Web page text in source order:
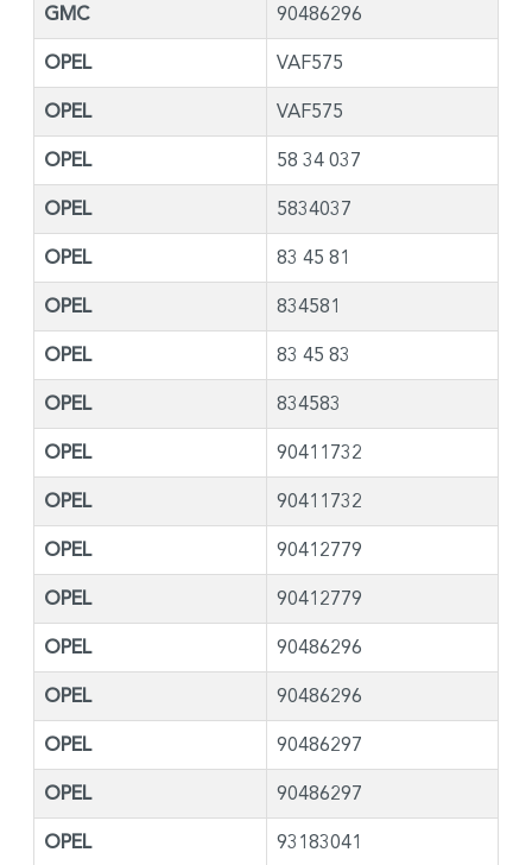
GMC 90486296
OPEL VAF575
OPEL VAF575
OPEL 58 34 037
OPEL 5834037
OPEL 83 45 81
OPEL 834581
OPEL 83 45 83
OPEL 834583
OPEL 90411732
OPEL 90411732
OPEL 90412779
OPEL 90412779
OPEL 90486296
OPEL 90486296
OPEL 90486297
OPEL 90486297
OPEL 93183041